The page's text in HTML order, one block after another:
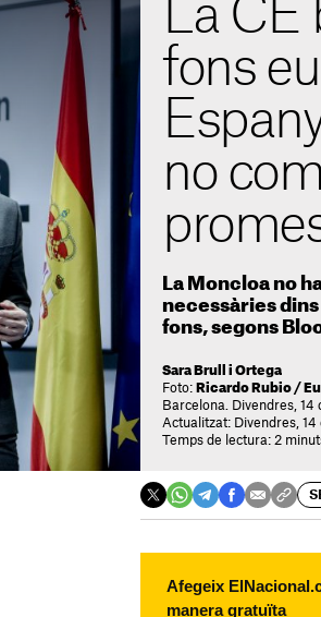
La CE
fons
no
La Moncloa no
necessàries
fons, segons
Sara Brull i Ortega
Foto: Ricardo Rubio /
Barcelona. Divendres, 14
Actualitzat: Divendres, 14
Temps de lectura: 2
Afegeix
manera gratuïta